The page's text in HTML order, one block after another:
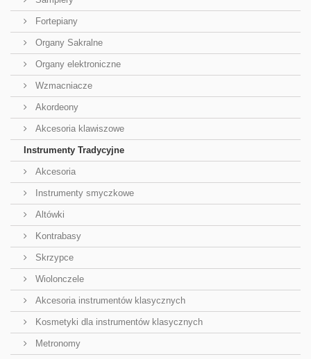
Fortepiany
Organy Sakralne
Organy elektroniczne
Wzmacniacze
Akordeony
Akcesoria klawiszowe
Instrumenty Tradycyjne
Akcesoria
Instrumenty smyczkowe
Altówki
Kontrabasy
Skrzypce
Wiolonczele
Akcesoria instrumentów klasycznych
Kosmetyki dla instrumentów klasycznych
Metronomy